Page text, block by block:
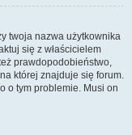
twoja nazwa użytkownika
się z właścicielem
prawdopodobieństwo,
której znajduje się forum.
o tym problemie. Musi on